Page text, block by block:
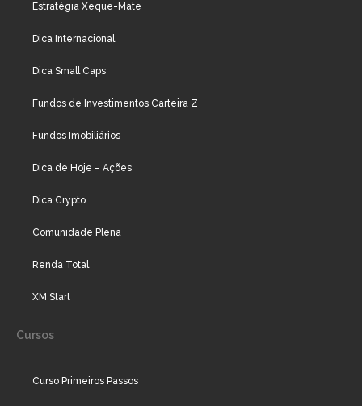
Estratégia Xeque-Mate
Dica Internacional
Dica Small Caps
Fundos de Investimentos Carteira Z
Fundos Imobiliários
Dica de Hoje – Ações
Dica Crypto
Comunidade Plena
Renda Total
XM Start
Cursos
Curso Primeiros Passos